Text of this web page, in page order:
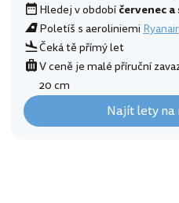
Hledej v obdobíčervenec a
Poletíš s aeroliniemi Ryanair
Čeká tě přímý let
V ceně je malé příruční
20 cm
Najít lety